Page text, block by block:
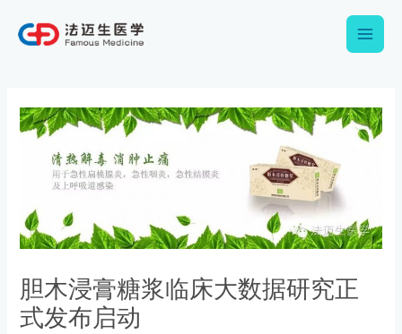
Main
胆木浸膏糖浆临床大数据研究正
式发布启动